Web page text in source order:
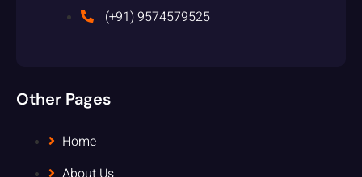
(+91) 9574579525
Other Pages
Home